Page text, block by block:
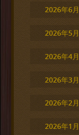
2026年6月
2026年5月
2026年4月
2026年3月
2026年2月
2026年1月